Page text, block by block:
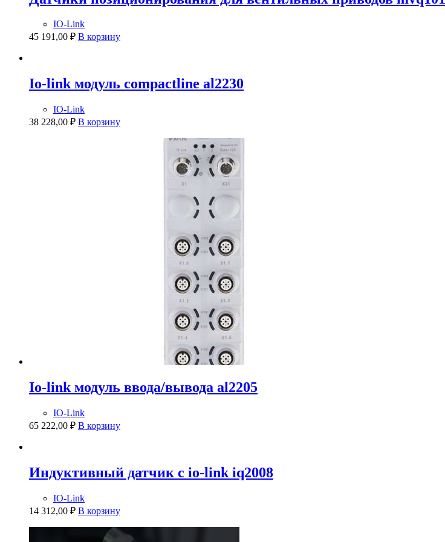
IO-Link
45 191,00 ₽ В корзину
Io-link модуль compactline al2230
IO-Link
38 228,00 ₽ В корзину
Io-link модуль ввода/вывода al2205
IO-Link
65 222,00 ₽ В корзину
Индуктивный датчик с io-link iq2008
IO-Link
14 312,00 ₽ В корзину